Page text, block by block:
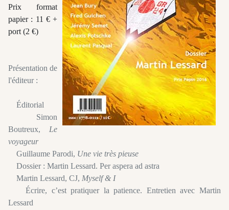
Prix format
papier : 11 € +
port (2 €)
Présentation de
l'éditeur :
Éditorial
Simon
Boutreux, Le
voyageur
Guillaume Parodi, Une vie très pieuse
Dossier : Martin Lessard. Per aspera ad astra
Martin Lessard, CJ, Myself & I
Écrire, c’est pratiquer la patience. Entretien avec Martin
Lessard